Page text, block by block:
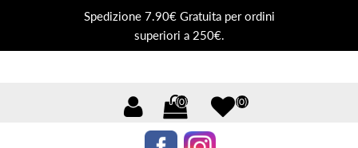
Spedizione 7.90€ Gratuita per ordini
superiori a 250€.
(0) (0)